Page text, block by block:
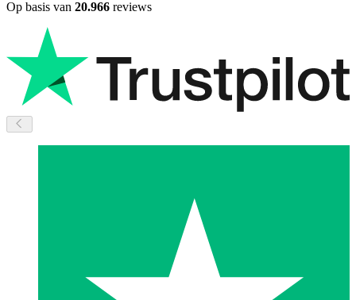
Op basis van 20.966 reviews